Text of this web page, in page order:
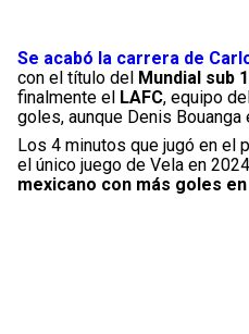
Se acabó la carrera de
con el título del Mundial sub
finalmente el LAFC, equipo
goles, aunque Denis Bouanga
Los 4 minutos que jugó en el
el único juego de Vela en
mexicano con más goles